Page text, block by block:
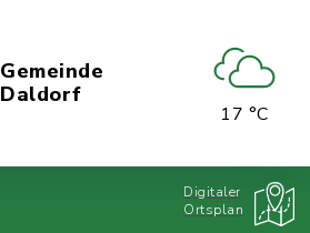
Gemeinde
Daldorf
17 °C
Digitaler
Ortsplan